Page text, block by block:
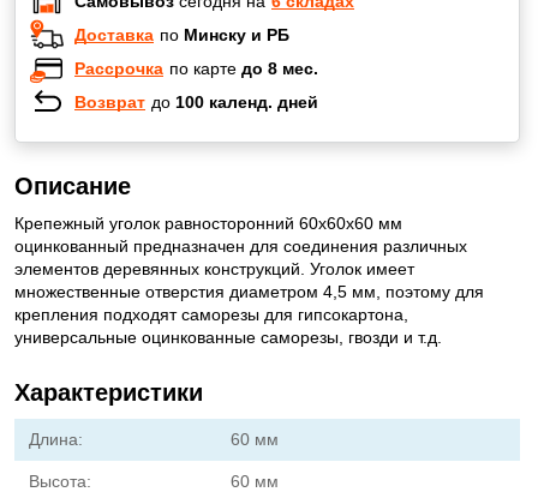
Доставка по Минску и РБ
Рассрочка по карте до 8 мес.
Возврат до 100 календ. дней
Описание
Крепежный уголок равносторонний 60х60х60 мм
оцинкованный предназначен для соединения различных
элементов деревянных конструкций. Уголок имеет
множественные отверстия диаметром 4,5 мм, поэтому для
крепления подходят саморезы для гипсокартона,
универсальные оцинкованные саморезы, гвозди и т.д.
Характеристики
Длина: 60 мм
Высота: 60 мм